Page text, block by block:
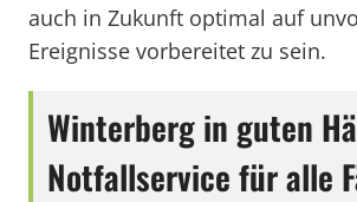
auch in Zukunft optimal auf
Ereignisse vorbereitet zu sein.
Winterberg in guten
Notfallservice für alle